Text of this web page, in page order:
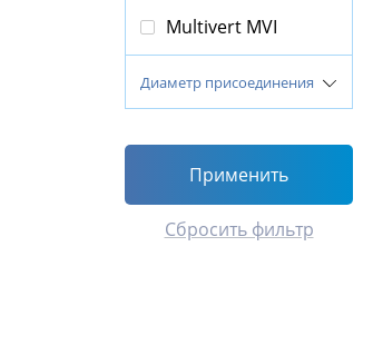
Multivert MVI
Диаметр присоединения
Применить
Сбросить фильтр